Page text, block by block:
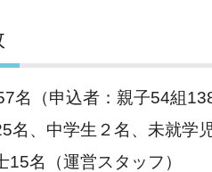
申込者：親子54組138
学生２名、未就学児
（運営スタッフ）